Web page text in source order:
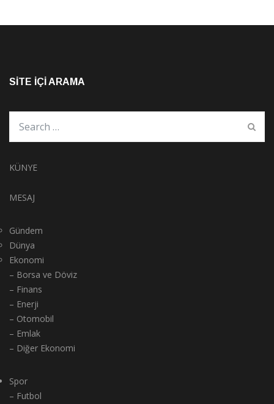
SITE İÇI ARAMA
KÜNYE
MESAJ
Gündem
Dünya
Ekonomi
– Borsa ve Döviz
– Finans
– Enerji
– Otomobil
– Emlak
– Diğer Ekonomi
Spor
– Futbol